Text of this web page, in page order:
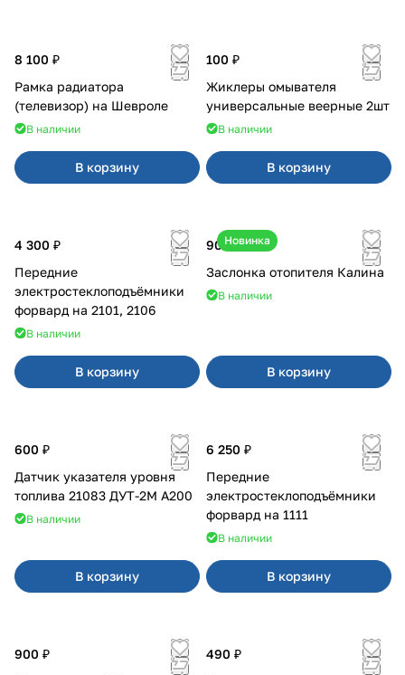
8 100 ₽
Рамка радиатора
(телевизор) на Шевроле
В наличии
В корзину
100 ₽
Жиклеры омывателя
универсальные веерные 2шт
В наличии
В корзину
4 300 ₽
Передние
электростеклоподъёмники
форвард на 2101, 2106
В наличии
В корзину
Новинка
900 ₽
Заслонка отопителя Калина
В наличии
В корзину
600 ₽
Датчик указателя уровня
топлива 21083 ДУТ-2М А200
В наличии
В корзину
6 250 ₽
Передние
электростеклоподъёмники
форвард на 1111
В наличии
В корзину
900 ₽
490 ₽